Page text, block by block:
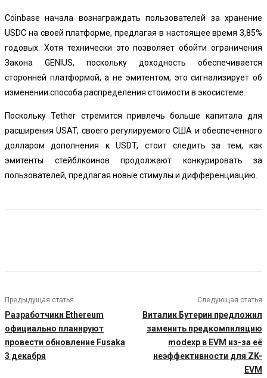
Coinbase начала вознаграждать пользователей за хранение
USDC на своей платформе, предлагая в настоящее время 3,85%
годовых. Хотя технически это позволяет обойти ограничения
Закона GENIUS, поскольку доходность обеспечивается
сторонней платформой, а не эмитентом, это сигнализирует об
изменении способа распределения стоимости в экосистеме.
Поскольку Tether стремится привлечь больше капитала для
расширения USAT, своего регулируемого США и обеспеченного
долларом дополнения к USDT, стоит следить за тем, как
эмитенты стейблкоинов продолжают конкурировать за
пользователей, предлагая новые стимулы и дифференциацию.
Предыдущая статья
Разработчики Ethereum
официально планируют
провести обновление Fusaka
3 декабря
Следующая статья
Виталик Бутерин предложил
заменить предкомпиляцию
modexp в EVM из-за её
неэффективности для ZK-
EVM